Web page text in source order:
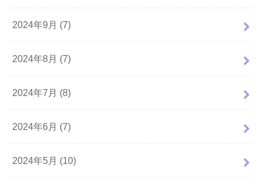
2024年9月 (7)
2024年8月 (7)
2024年7月 (8)
2024年6月 (7)
2024年5月 (10)